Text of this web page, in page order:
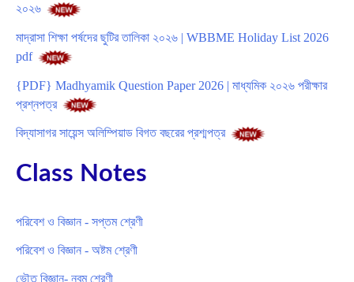
২০২৬
মাদ্রাসা শিক্ষা পর্ষদের ছুটির তালিকা ২০২৬ | WBBME Holiday List 2026
pdf
{PDF} Madhyamik Question Paper 2026 | মাধ্যমিক ২০২৬ পরীক্ষার
প্রশ্নপত্র
বিদ্যাসাগর সায়েন্স অলিম্পিয়াড বিগত বছরের প্রশ্মপত্র
Class Notes
পরিবেশ ও বিজ্ঞান - সপ্তম শ্রেণী
পরিবেশ ও বিজ্ঞান - অষ্টম শ্রেণী
ভৌত বিজ্ঞান- নবম শ্রেণী